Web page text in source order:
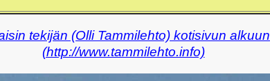
tekijän (Olli Tammilehto) kotisivun alkuun
(http://www.tammilehto.info)